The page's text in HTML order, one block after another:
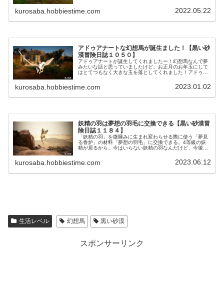
kurosaba.hobbiestime.com 2022.05.22
アドゥアナートな幻想馬が誕生ました！【黒い砂
漠冒険日誌１０５０】
アドゥアナートが誕生してくれましたー！幻想馬なんで夢
みたいな話と思っていましたけど、お正月のお年玉にして
はとてつもなく大きな玉を落としてくれました！アドゥア
kurosaba.hobbiestime.com 2023.01.02
妖精の羽は夢想の羽毛に交換できる【黒い砂漠冒
険日誌１１８４】
「妖精の羽」を微睡みに生まれ変わらせる際に使う「夢見
る香炉」の材料「夢想の羽毛」に交換できる。4等級の妖
精が居るから、今はいらない妖精の羽なんだけど、今後妖
羽毛に交換してもいいんじゃないかと思います。
kurosaba.hobbiestime.com 2023.06.12
生活レベル 幻想馬 黒い砂漠
スポンサーリンク